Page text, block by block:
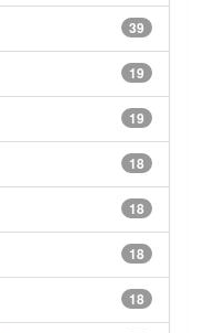
39
19
19
18
18
18
18